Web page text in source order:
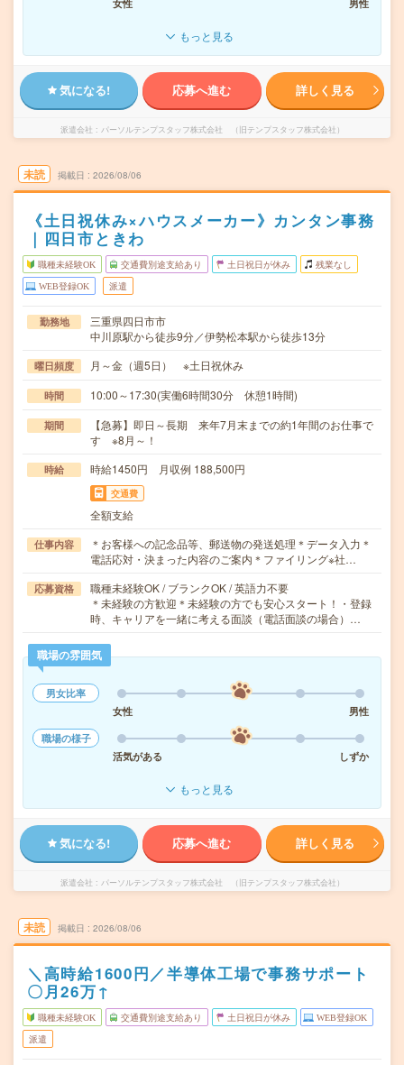
女性
男性
もっと見る
気になる! 応募へ進む 詳しく見る
派遣会社 パーソルテンプスタッフ株式会社 （旧テンプスタッフ株式会社）
未読 掲載日 2026/08/06
《土日祝休み×ハウスメーカー》カンタン事務
｜四日市ときわ
職種未経験OK 交通費別途支給あり 土日祝日が休み 残業なし
WEB登録OK 派遣
勤務地
三重県四日市市
中川原駅から徒歩9分／伊勢松本駅から徒歩13分
曜日頻度 月～金（週5日） ※土日祝休み
時間 10:00～17:30(実働6時間30分 休憩1時間)
期間
【急募】即日～長期 来年7月末までの約1年間のお仕事で
す ※8月～！
時給 時給1450円 月収例 188,500円
交通費
全額支給
仕事内容
＊お客様への記念品等、郵送物の発送処理＊データ入力＊
電話応対・決まった内容のご案内＊ファイリング※社…
応募資格
職種未経験OK / ブランクOK / 英語力不要
＊未経験の方歓迎＊未経験の方でも安心スタート！・登録
時、キャリアを一緒に考える面談（電話面談の場合）…
職場の雰囲気
男女比率
女性
男性
職場の様子
活気がある
しずか
もっと見る
気になる! 応募へ進む 詳しく見る
派遣会社 パーソルテンプスタッフ株式会社 （旧テンプスタッフ株式会社）
未読 掲載日 2026/08/06
＼高時給1600円／半導体工場で事務サポート
〇月26万↑
職種未経験OK 交通費別途支給あり 土日祝日が休み WEB登録OK
派遣